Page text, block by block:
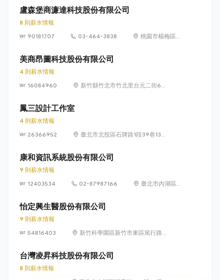
盧森堡商濂達科技股份有限公司
8 則薪水情報
90181707
03-464-3838
桃園市楊梅區高
美商昂圖科技股份有限公司
4 則薪水情報
16084960
新竹縣竹北市竹北里台元二街6號
鳳三設計工作室
4 則薪水情報
26366952
臺北市北投區石牌路1段39巷134
康和資訊系統股份有限公司
9 則薪水情報
12403534
02-87987166
臺北市內湖區瑞
怡定興生醫股份有限公司
9 則薪水情報
54816403
新竹科學園區新竹市東區篤行路6
台灣凌昇科技股份有限公司
8 則薪水情報